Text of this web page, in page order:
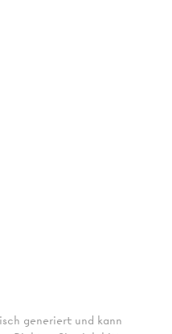
generiert und kann